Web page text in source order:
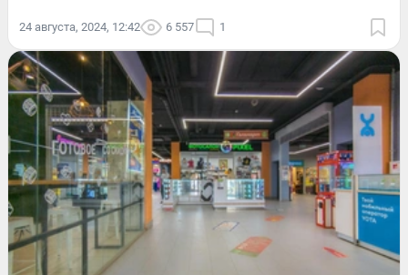
24 августа, 2024, 12:42 6 557 1